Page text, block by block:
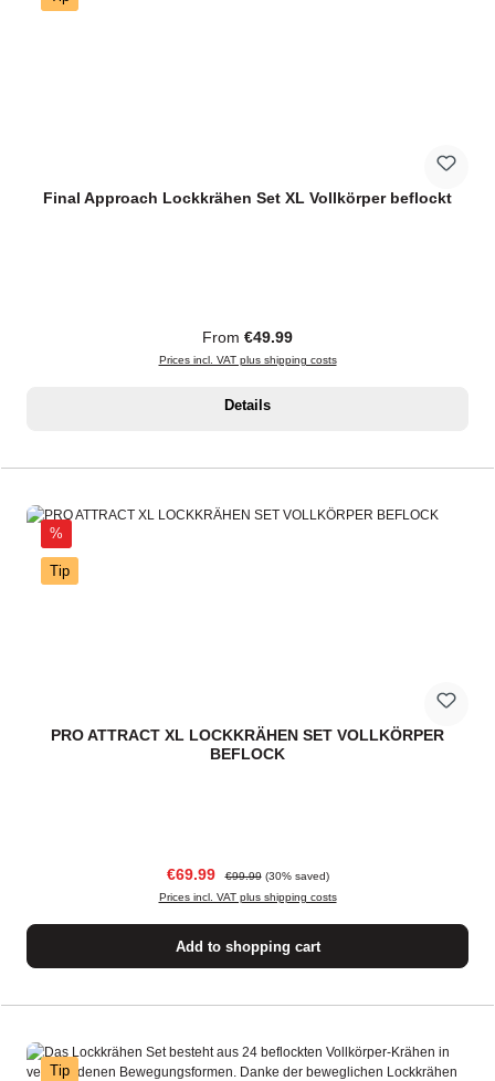
Final Approach Lockkrähen Set XL Vollkörper beflockt
Regular price:
From €49.99
Prices incl. VAT plus shipping costs
Details
%Discount
Tip
PRO ATTRACT XL LOCKKRÄHEN SET VOLLKÖRPER
BEFLOCK
Sale price:
€69.99 Regular price:
€99.99 (30% saved)
Prices incl. VAT plus shipping costs
Add to shopping cart
Tip